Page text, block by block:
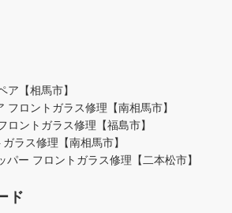
ア【相馬市】
フロントガラス修理【南相馬市】
ロントガラス修理【福島市】
ラス修理【南相馬市】
ー フロントガラス修理【二本松市】
ド